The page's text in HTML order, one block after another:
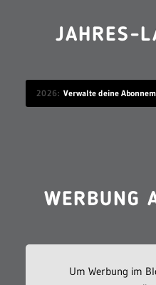
JAHRES-
2026 Verwalte deine
WERBUNG
Um Werbung im